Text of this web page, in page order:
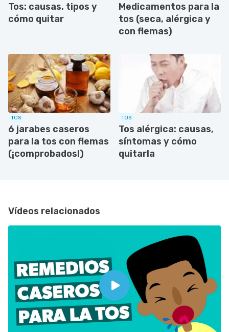
Tos: causas, tipos y
cómo quitar
Medicamentos para la
tos (seca, alérgica y
con flemas)
TOS
6 jarabes caseros
para la tos con flemas
(¡comprobados!)
TOS
Tos alérgica: causas,
síntomas y cómo
quitarla
Vídeos relacionados